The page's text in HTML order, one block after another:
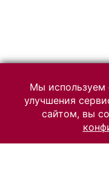
Мы используем
улучшения
сайтом, вы